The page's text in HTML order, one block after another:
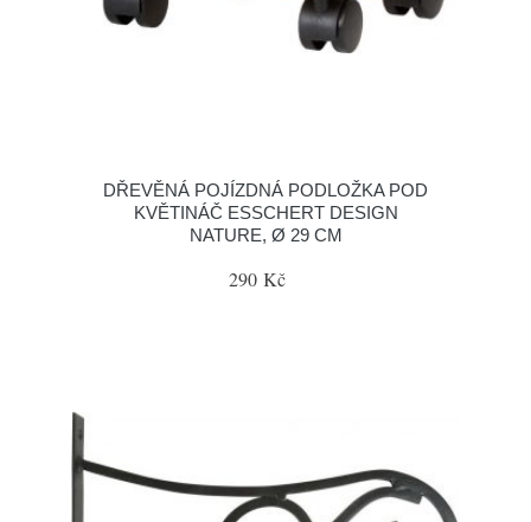
DŘEVĚNÁ POJÍZDNÁ PODLOŽKA POD
KVĚTINÁČ ESSCHERT DESIGN
NATURE, Ø 29 CM
290 Kč